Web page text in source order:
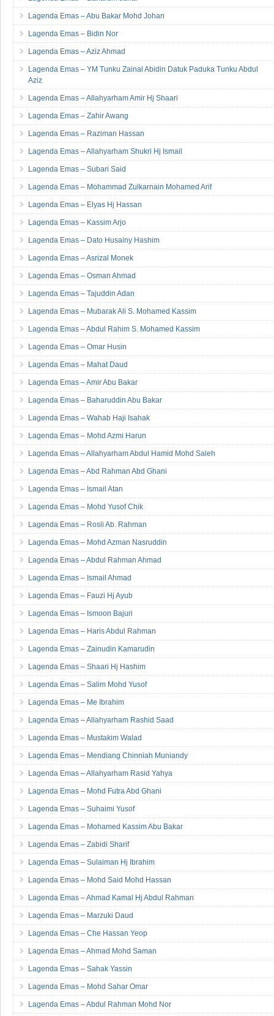
Lagenda Emas – Baharum Jahar
Lagenda Emas – Abu Bakar Mohd Johan
Lagenda Emas – Bidin Nor
Lagenda Emas – Aziz Ahmad
Lagenda Emas – YM Tunku Zainal Abidin Datuk Paduka Tunku Abdul
Aziz
Lagenda Emas – Allahyarham Amir Hj Shaari
Lagenda Emas – Zahir Awang
Lagenda Emas – Raziman Hassan
Lagenda Emas – Allahyarham Shukri Hj Ismail
Lagenda Emas – Subari Said
Lagenda Emas – Mohammad Zulkarnain Mohamed Arif
Lagenda Emas – Elyas Hj Hassan
Lagenda Emas – Kassim Arjo
Lagenda Emas – Dato Husainy Hashim
Lagenda Emas – Asrizal Monek
Lagenda Emas – Osman Ahmad
Lagenda Emas – Tajuddin Adan
Lagenda Emas – Mubarak Ali S. Mohamed Kassim
Lagenda Emas – Abdul Rahim S. Mohamed Kassim
Lagenda Emas – Omar Husin
Lagenda Emas – Mahat Daud
Lagenda Emas – Amir Abu Bakar
Lagenda Emas – Baharuddin Abu Bakar
Lagenda Emas – Wahab Haji Isahak
Lagenda Emas – Mohd Azmi Harun
Lagenda Emas – Allahyarham Abdul Hamid Mohd Saleh
Lagenda Emas – Abd Rahman Abd Ghani
Lagenda Emas – Ismail Atan
Lagenda Emas – Mohd Yusof Chik
Lagenda Emas – Rosli Ab. Rahman
Lagenda Emas – Mohd Azman Nasruddin
Lagenda Emas – Abdul Rahman Ahmad
Lagenda Emas – Ismail Ahmad
Lagenda Emas – Fauzi Hj Ayub
Lagenda Emas – Ismoon Bajuri
Lagenda Emas – Haris Abdul Rahman
Lagenda Emas – Zainudin Kamarudin
Lagenda Emas – Shaari Hj Hashim
Lagenda Emas – Salim Mohd Yusof
Lagenda Emas – Me Ibrahim
Lagenda Emas – Allahyarham Rashid Saad
Lagenda Emas – Mustakim Walad
Lagenda Emas – Mendiang Chinniah Muniandy
Lagenda Emas – Allahyarham Rasid Yahya
Lagenda Emas – Mohd Futra Abd Ghani
Lagenda Emas – Suhaimi Yusof
Lagenda Emas – Mohamed Kassim Abu Bakar
Lagenda Emas – Zabidi Sharif
Lagenda Emas – Sulaiman Hj Ibrahim
Lagenda Emas – Mohd Said Mohd Hassan
Lagenda Emas – Ahmad Kamal Hj Abdul Rahman
Lagenda Emas – Marzuki Daud
Lagenda Emas – Che Hassan Yeop
Lagenda Emas – Ahmad Mohd Saman
Lagenda Emas – Sahak Yassin
Lagenda Emas – Mohd Sahar Omar